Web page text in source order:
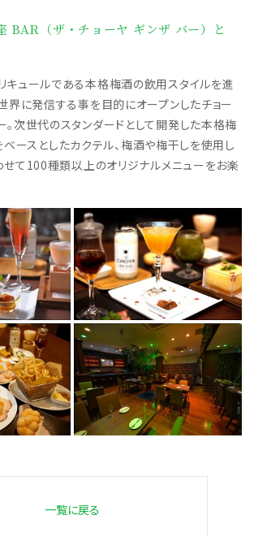
BAR（ザ・チョーヤ ギンザ バー）と
キュールである本格梅酒の飲用スタイルを進
界に発信する事を目的にオープンしたチョー
次世代のスタンダードとして開発した本格梅
ベースとしたカクテル、梅酒や梅干しを使用し
て100種類以上のオリジナルメニューをお楽
一覧に戻る